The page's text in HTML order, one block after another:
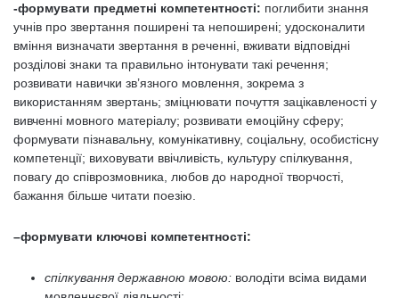
-формувати предметні компетентності: поглибити знання
учнів про звертання поширені та непоширені; удосконалити
вміння визначати звертання в реченні, вживати відповідні
розділові знаки та правильно інтонувати такі речення;
розвивати навички зв’язного мовлення, зокрема з
використанням звертань; зміцнювати почуття зацікавленості у
вивченні мовного матеріалу; розвивати емоційну сферу;
формувати пізнавальну, комунікативну, соціальну, особистісну
компетенції; виховувати ввічливість, культуру спілкування,
повагу до співрозмовника, любов до народної творчості,
бажання більше читати поезію.
–формувати ключові компетентності:
спілкування державною мовою: володіти всіма видами